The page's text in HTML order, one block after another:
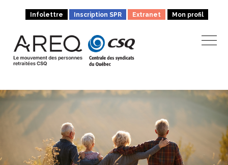
Infolettre Inscription SPR Extranet Mon profil